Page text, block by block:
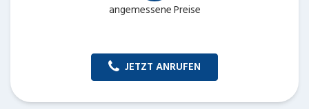
angemessene Preise
JETZT ANRUFEN